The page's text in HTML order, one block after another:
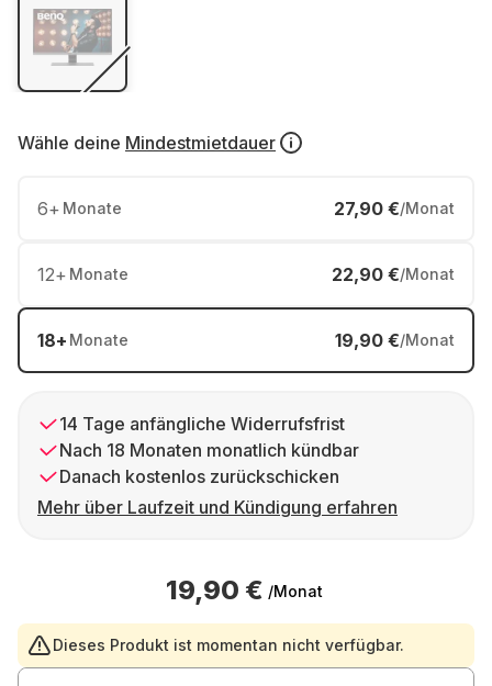
Wähle deine Mindestmietdauer
6+ Monate 27,90 €/Monat
12+ Monate 22,90 €/Monat
18+ Monate 19,90 €/Monat
14 Tage anfängliche Widerrufsfrist
Nach 18 Monaten monatlich kündbar
Danach kostenlos zurückschicken
Mehr über Laufzeit und Kündigung erfahren
19,90 € /Monat
Dieses Produkt ist momentan nicht verfügbar.